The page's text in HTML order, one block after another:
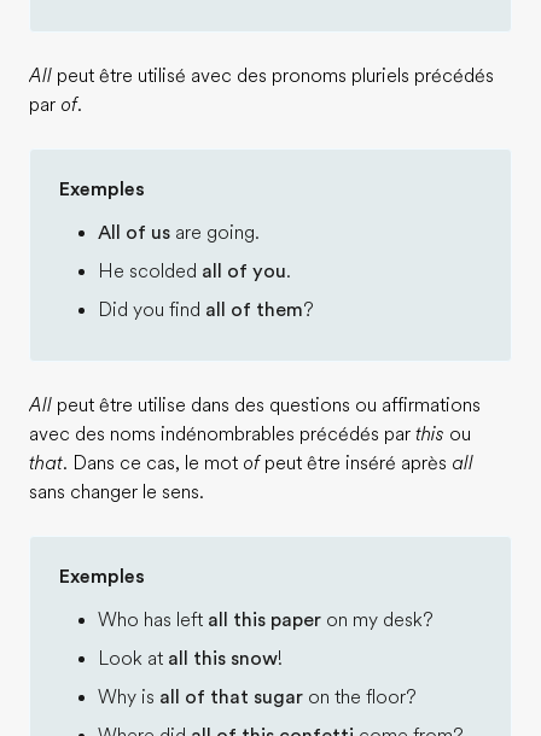
All peut être utilisé avec des pronoms pluriels précédés
par of.
Exemples
All of us are going.
He scolded all of you.
Did you find all of them?
All peut être utilise dans des questions ou affirmations
avec des noms indénombrables précédés par this ou
that. Dans ce cas, le mot of peut être inséré après all
sans changer le sens.
Exemples
Who has left all this paper on my desk?
Look at all this snow!
Why is all of that sugar on the floor?